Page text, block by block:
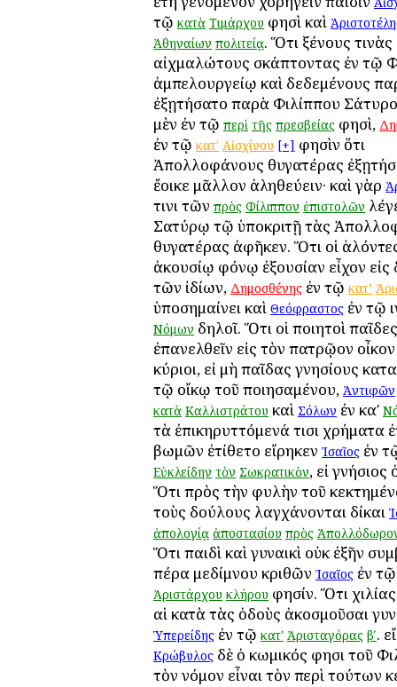
τῷ κατὰ Τιμάρχου φησὶ καὶ
Ἀθηναίων πολιτείᾳ. Ὅτι ξένους
αἰχμαλώτους σκάπτοντας ἐν τῷ
ἀμπελουργείῳ καὶ δεδεμένους
ἐξῃτήσατο παρὰ Φιλίππου
μὲν ἐν τῷ περὶ τῆς πρεσβείας φησὶ,
ἐν τῷ κατ' Αἰσχίνου [+] φησὶν ὅτι
Ἀπολλοφάνους θυγατέρας
ἔοικε μᾶλλον ἀληθεύειν· καὶ γὰρ
τινι τῶν πρὸς Φίλιππον ἐπιστολῶν
Σατύρῳ τῷ ὑποκριτῇ τὰς
θυγατέρας ἀφῆκεν. Ὅτι οἱ
ἀκουσίῳ φόνῳ ἐξουσίαν εἶχον εἰς
τῶν ἰδίων, Δημοσθένης ἐν τῷ κατ’
ὑποσημαίνει καὶ Θεόφραστος ἐν τῷ
Νόμων δηλοῖ. Ὅτι οἱ ποιητοὶ παῖδες
ἐπανελθεῖν εἰς τὸν πατρῷον
κύριοι, εἰ μὴ παῖδας γνησίους
τῷ οἴκῳ τοῦ ποιησαμένου, Ἀντιφῶν
κατὰ Καλλιστράτου καὶ Σόλων ἐν καʹ
τὰ ἐπικηρυττόμενά τισι χρήματα
βωμῶν ἐτίθετο εἴρηκεν Ἰσαῖος ἐν
Εὐκλείδην τὸν Σωκρατικὸν, εἰ γνήσιος
Ὅτι πρὸς τὴν φυλὴν τοῦ
τοὺς δούλους λαγχάνονται δίκαι
ἀπολογίᾳ ἀποστασίου πρὸς
Ὅτι παιδὶ καὶ γυναικὶ οὐκ ἐξῆν
πέρα μεδίμνου κριθῶν Ἰσαῖος ἐν
Ἀριστάρχου κλήρου φησίν. Ὅτι
αἱ κατὰ τὰς ὁδοὺς ἀκοσμοῦσαι
Ὑπερείδης ἐν τῷ κατ' Ἀρισταγόρας βʹ.
Κρώβυλος δὲ ὁ κωμικός φησι τοῦ
τὸν νόμον εἶναι τὸν περὶ τούτων